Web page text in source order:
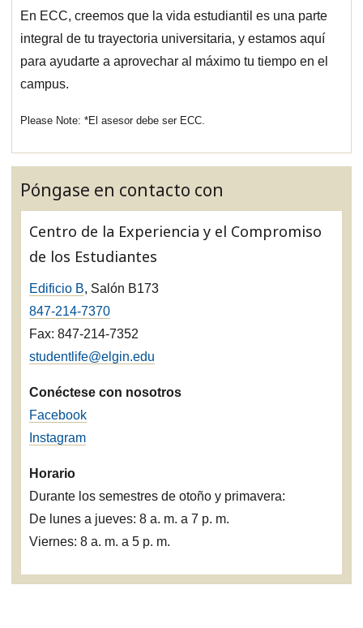
En ECC, creemos que la vida estudiantil es una parte
integral de tu trayectoria universitaria, y estamos aquí
para ayudarte a aprovechar al máximo tu tiempo en el
campus.
*El asesor debe ser ECC.
Póngase en contacto con
Centro de la Experiencia y el Compromiso
de los Estudiantes
Edificio B, Salón B173
847-214-7370
Fax: 847-214-7352
studentlife@elgin.edu
Conéctese con nosotros
Facebook
Instagram
Horario
Durante los semestres de otoño y primavera:
De lunes a jueves: 8 a. m. a 7 p. m.
Viernes: 8 a. m. a 5 p. m.